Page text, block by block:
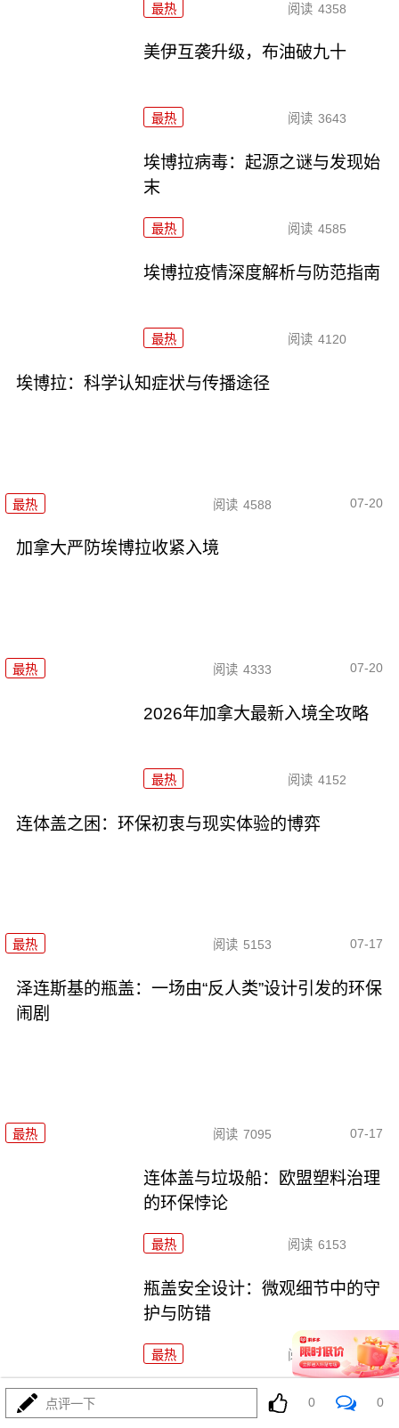
最热 阅读 4358
美伊互袭升级，布油破九十
最热 阅读 3643
埃博拉病毒：起源之谜与发现始
末
最热 阅读 4585
埃博拉疫情深度解析与防范指南
最热 阅读 4120
埃博拉：科学认知症状与传播途径
最热 阅读 4588 07-20
加拿大严防埃博拉收紧入境
最热 阅读 4333 07-20
2026年加拿大最新入境全攻略
最热 阅读 4152
连体盖之困：环保初衷与现实体验的博弈
最热 阅读 5153 07-17
泽连斯基的瓶盖：一场由“反人类”设计引发的环保
闹剧
最热 阅读 7095 07-17
连体盖与垃圾船：欧盟塑料治理
的环保悖论
最热 阅读 6153
瓶盖安全设计：微观细节中的守
护与防错
最热 阅读 4736
一个瓶盖拧出的政治与环保隐喻
点评一下 0 0